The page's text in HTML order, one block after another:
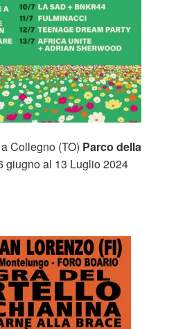
Collegno (TO) Parco della
giugno al 13 Luglio 2024